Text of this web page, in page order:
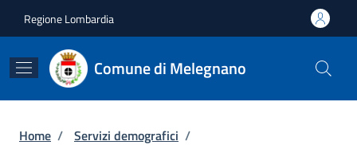
Regione Lombardia
Comune di Melegnano
Briciole di pane
Home / Servizi demografici /